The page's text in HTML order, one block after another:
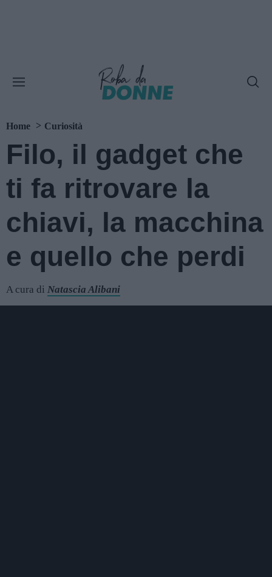
Home Curiosità
Filo, il gadget che
ti fa ritrovare la
chiavi, la macchina
e quello che perdi
A cura di Natascia Alibani